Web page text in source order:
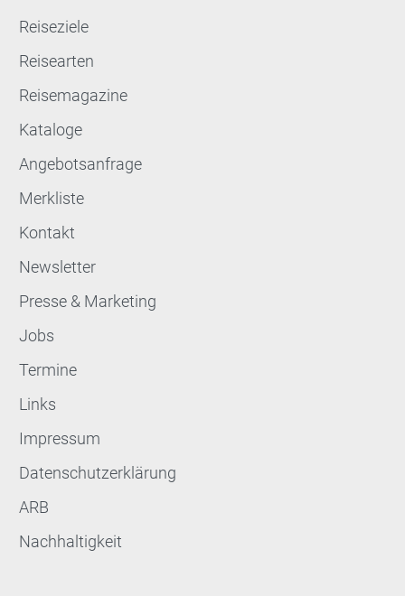
Reiseziele
Reisearten
Reisemagazine
Kataloge
Angebotsanfrage
Merkliste
Kontakt
Newsletter
Presse & Marketing
Jobs
Termine
Links
Impressum
Datenschutzerklärung
ARB
Nachhaltigkeit